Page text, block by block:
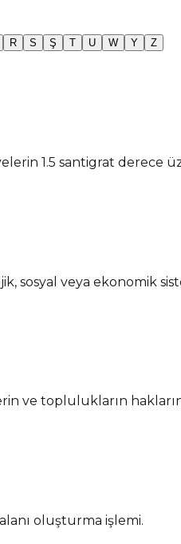
R S Ş T U W Y Z
1.5 santigrat derece
sosyal veya ekonomik
ve toplulukların
oluşturma işlemi.